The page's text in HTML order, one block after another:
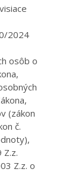
2024
osôb o
(zákon
č.
Z.z.
Z.z. o